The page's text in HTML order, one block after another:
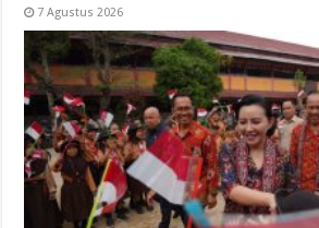
7 Agustus 2026